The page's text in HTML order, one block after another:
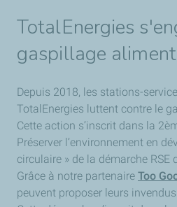
TotalEnergies
gaspillage
Depuis 2018, les stations-
TotalEnergies luttent contre le
Cette action s’inscrit dans la
Préserver l’environnement en
circulaire » de la démarche RSE
Grâce à notre partenaire Too
peuvent proposer leurs